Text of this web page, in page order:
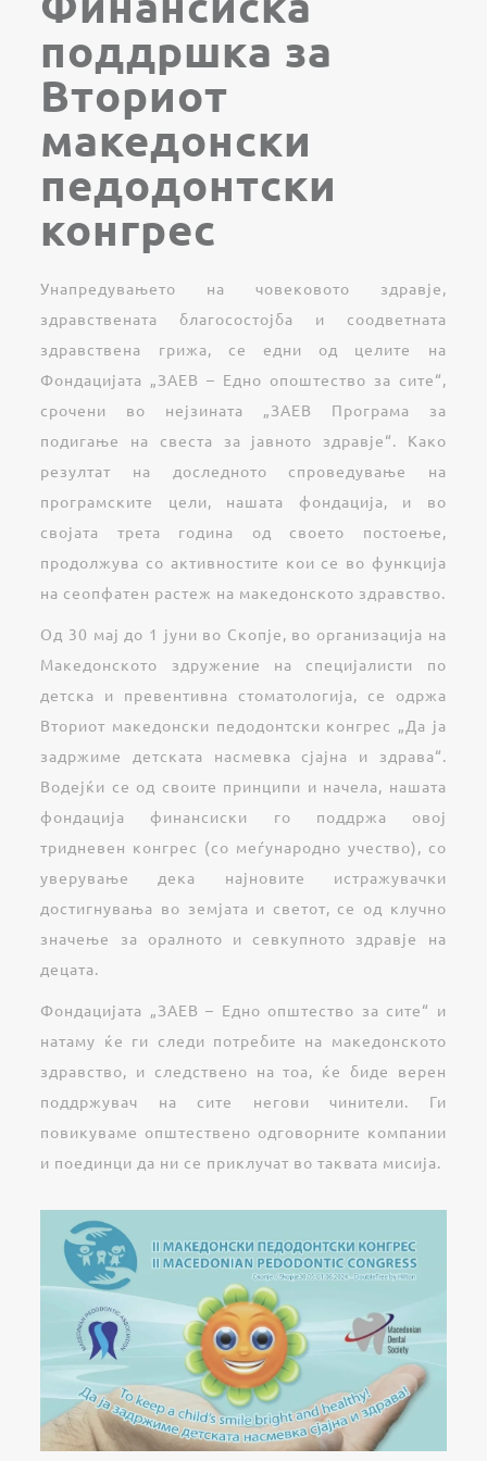
поддршка за
Вториот
македонски
педодонтски
конгрес
Унапредувањето на човековото здравје,
здравствената благосостојба и соодветната
здравствена грижа, се едни од целите на
Фондацијата „ЗАЕВ – Едно опоштество за сите“,
срочени во нејзината „ЗАЕВ Програма за
подигање на свеста за јавното здравје“. Како
резултат на доследното спроведување на
програмските цели, нашата фондација, и во
својата трета година од своето постоење,
продолжува со активностите кои се во функција
на сеопфатен растеж на македонското здравство.
Од 30 мај до 1 јуни во Скопје, во организација на
Македонското здружение на специјалисти по
детска и превентивна стоматологија, се одржа
Вториот македонски педодонтски конгрес „Да ја
задржиме детската насмевка сјајна и здрава“.
Водејќи се од своите принципи и начела, нашата
фондација финансиски го поддржа овој
тридневен конгрес (со меѓународно учество), со
уверување дека најновите истражувачки
достигнувања во земјата и светот, се од клучно
значење за оралното и севкупното здравје на
децата.
Фондацијата „ЗАЕВ – Едно општество за сите“ и
натаму ќе ги следи потребите на македонското
здравство, и следствено на тоа, ќе биде верен
поддржувач на сите негови чинители. Ги
повикуваме општествено одговорните компании
и поединци да ни се приклучат во таквата мисија.